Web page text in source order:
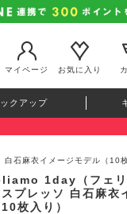
マイページ お気に入り
クアップ
石麻衣イメージモデル（10枚
1day（フェリ
プレッソ 白石麻衣
枚入り）